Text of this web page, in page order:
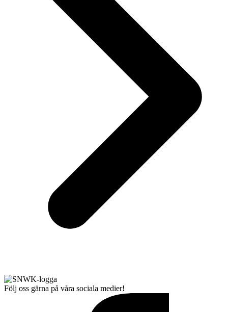
Följ oss gärna på våra sociala medier!